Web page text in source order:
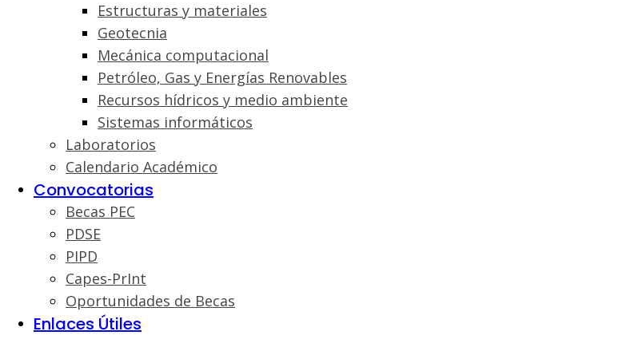
Estructuras y materiales
Geotecnia
Mecánica computacional
Petróleo, Gas y Energías Renovables
Recursos hídricos y medio ambiente
Sistemas informáticos
Laboratorios
Calendario Académico
Convocatorias
Becas PEC
PDSE
PIPD
Capes-PrInt
Oportunidades de Becas
Enlaces Útiles